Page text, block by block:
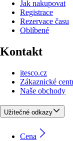
Jak nakupovat
Registrace
Rezervace času
Oblíbené
Kontakt
itesco.cz
Zákaznické
Naše obchody
Užitečné odkazy
Cena